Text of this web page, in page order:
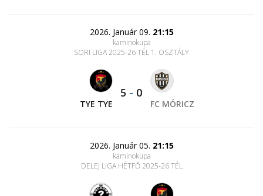
2026. Január 09. 21:15
kaminokupa
SORI LIGA 2025-26 TÉL 1. OSZTÁLY
TYE TYE
5 - 0
FC MÓRICZ
2026. Január 05. 21:15
kaminokupa
DELEJ LIGA HÉTFŐ 2025-26 TÉL